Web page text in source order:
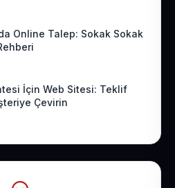
Online Talep: Sokak Sokak
İçin Web Sitesi: Teklif
Çevirin